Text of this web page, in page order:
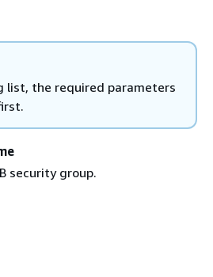
list, the required parameters
security group.